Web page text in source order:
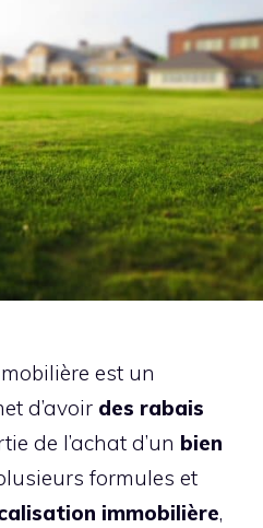
est un
d’avoir des rabais
de l’achat d’un bien
formules et
immobilière,